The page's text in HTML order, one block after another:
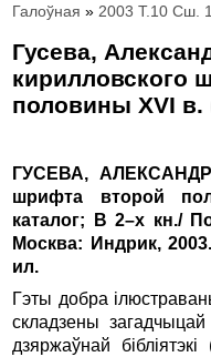
Галоўная » 2003 Т.10 Сш.
Гусева,
кирилловского
половины XVI в.
ГУСЕВА,
шрифта второй
каталог; В 2–х кн./
Москва: Индрик,
ил.
Гэты добра
складзены загадчыцай
дзяржаўнай